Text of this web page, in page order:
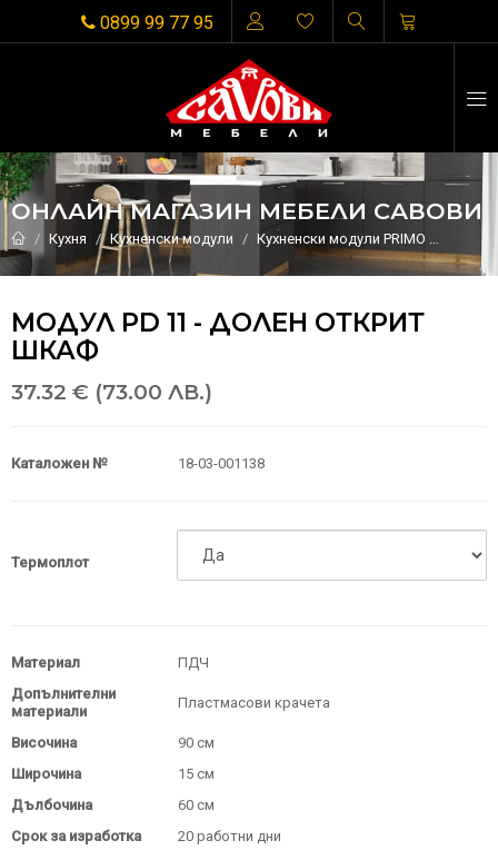
0899 99 77 95
ОНЛАЙН МАГАЗИН МЕБЕЛИ САВОВИ
Кухня Кухненски модули Кухненски модули PRIMO
МОДУЛ PD 11 - ДОЛЕН ОТКРИТ
ШКАФ
37.32 € (73.00 ЛВ.)
Каталожен № 18-03-001138
Термоплот
Материал
ПДЧ
Допълнителни
материали
Пластмасови крачета
Височина
90 см
Широчина
15 см
Дълбочина
60 см
Срок за изработка
20 работни дни